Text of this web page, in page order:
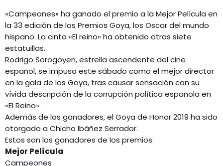
«Campeones» ha ganado el premio a la Mejor Película en
la 33 edición de los Premios Goya, los Oscar del mundo
hispano. La cinta «El reino» ha obtenido otras siete
estatuillas.
Rodrigo Sorogoyen, estrella ascendente del cine
español, se impuso este sábado como el mejor director
en la gala de los Goya, tras causar sensación con su
vívida descripción de la corrupción política española en
«El Reino».
Además de los ganadores, el Goya de Honor 2019 ha sido
otorgado a Chicho Ibáñez Serrador.
Estos son los ganadores de los premios:
Mejor Película
Campeones